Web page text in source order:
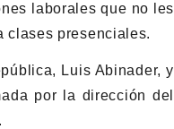
laborales que no les
clases presenciales.
Luis Abinader, y
por la dirección del